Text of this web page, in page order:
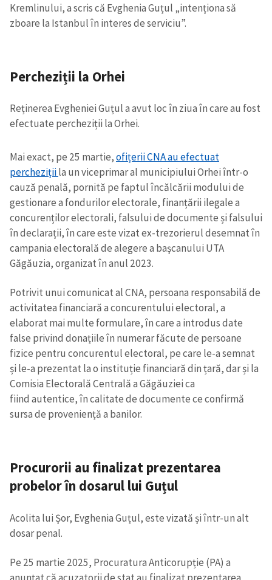
Trimite o informație
Despre ZdG
Kremlinului, a scris că Evghenia Guțul „intenționa să
zboare la Istanbul în interes de serviciu”.
Percheziții la Orhei
Reținerea Evgheniei Guțul a avut loc în ziua în care au fost
efectuate percheziții la Orhei.
Mai exact, pe 25 martie,ofițerii CNA au efectuat
perchezițiila un viceprimar al municipiului Orhei într-o
cauză penală, pornită pe faptul încălcării modului de
gestionare a fondurilor electorale, finanțării ilegale a
concurenților electorali, falsului de documente și falsului
în declarații, în care este vizat ex-trezorierul desemnat în
campania electorală de alegere a başcanului UTA
Găgăuzia, organizat în anul 2023.
Potrivit unui comunicat al CNA, persoana responsabilă de
activitatea financiară a concurentului electoral, a
elaborat mai multe formulare, în care a introdus date
false privind donațiile în numerar făcute de persoane
fizice pentru concurentul electoral, pe care le-a semnat
și le-a prezentat la o instituție financiară din țară, dar și la
Comisia Electorală Centrală a Găgăuziei ca
fiind autentice, în calitate de documente ce confirmă
sursa de proveniență a banilor.
Procurorii au finalizat prezentarea
probelor în dosarul lui Guțul
Acolita lui Șor, Evghenia Guțul, este vizată și într-un alt
dosar penal.
Pe 25 martie 2025, Procuratura Anticorupție (PA) a